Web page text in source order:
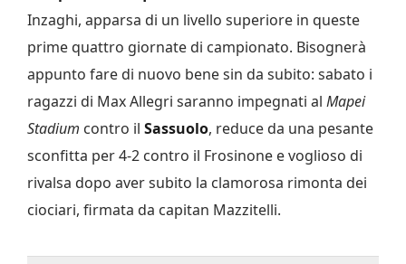
Inzaghi, apparsa di un livello superiore in queste
prime quattro giornate di campionato. Bisognerà
appunto fare di nuovo bene sin da subito: sabato i
ragazzi di Max Allegri saranno impegnati al Mapei
Stadium contro il Sassuolo, reduce da una pesante
sconfitta per 4-2 contro il Frosinone e voglioso di
rivalsa dopo aver subito la clamorosa rimonta dei
ciociari, firmata da capitan Mazzitelli.